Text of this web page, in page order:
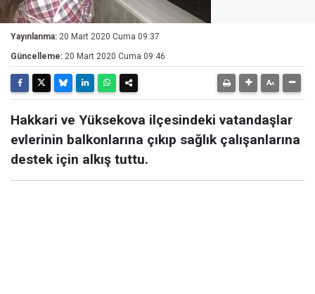
Yayınlanma: 20 Mart 2020 Cuma 09:37
Güncelleme: 20 Mart 2020 Cuma 09:46
Hakkari ve Yüksekova ilçesindeki vatandaşlar
evlerinin balkonlarına çıkıp sağlık çalışanlarına
destek için alkış tuttu.